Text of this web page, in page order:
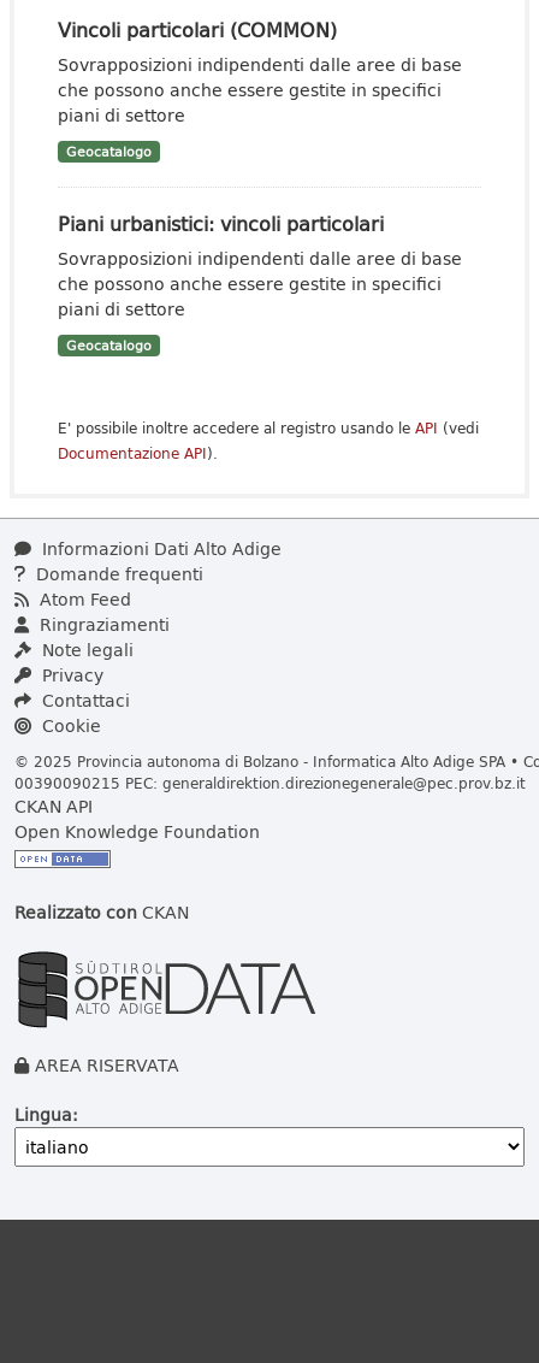
Vincoli particolari (COMMON)
Sovrapposizioni indipendenti dalle aree di base
che possono anche essere gestite in specifici
piani di settore
Geocatalogo
Piani urbanistici: vincoli particolari
Sovrapposizioni indipendenti dalle aree di base
che possono anche essere gestite in specifici
piani di settore
Geocatalogo
E' possibile inoltre accedere al registro usando le API (vedi
Documentazione API).
Informazioni Dati Alto Adige
Domande frequenti
Atom Feed
Ringraziamenti
Note legali
Privacy
Contattaci
Cookie
© 2025 Provincia autonoma di Bolzano - Informatica Alto Adige SPA •
00390090215 PEC: generaldirektion.direzionegenerale@pec.prov.bz.it
CKAN API
Open Knowledge Foundation
Realizzato conCKAN
AREA RISERVATA
Lingua